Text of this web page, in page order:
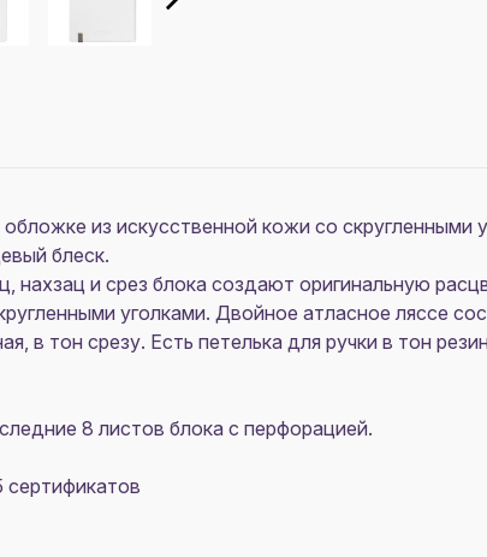
из искусственной кожи со скругленными
блеск.
нахзац и срез блока создают оригинальную
уголками. Двойное атласное ляссе
в тон срезу. Есть петелька для ручки в тон
8 листов блока с перфорацией.